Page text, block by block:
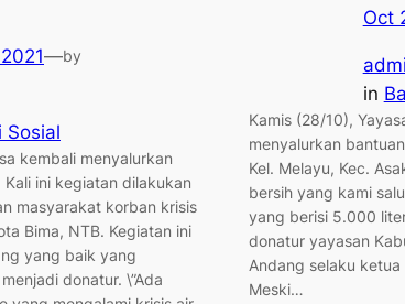
—by
Sosial
kembali menyalurkan
ini kegiatan dilakukan
masyarakat korban krisis
Bima, NTB. Kegiatan ini
yang baik yang
donatur. \”Ada
Oct
in
Kamis (28/10),
menyalurkan
Kel. Melayu, Kec.
bersih yang kami
yang berisi 5.000
donatur yayasan
Andang selaku ketua
Meski…